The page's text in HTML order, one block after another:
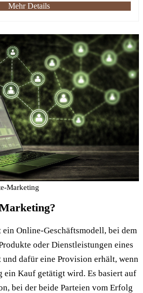
Mehr Details
Marketing
Online-Geschäftsmodell, bei dem
oder Dienstleistungen eines
dafür eine Provision erhält, wenn
ein Kauf getätigt wird. Es basiert auf
bei der beide Parteien vom Erfolg